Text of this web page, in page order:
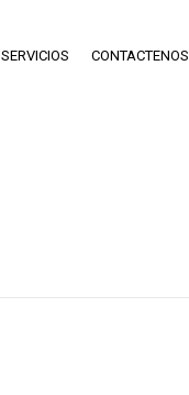
SERVICIOS CONTACTENOS